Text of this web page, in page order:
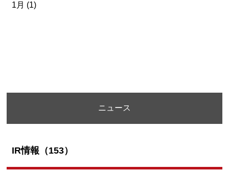
1月 (1)
ニュース
IR情報（153）